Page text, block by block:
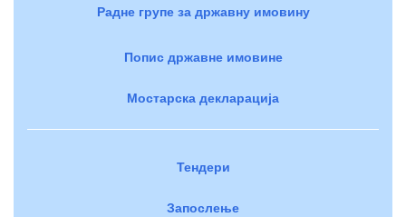
Радне групе за државну имовину
Попис државне имовине
Мостарска декларација
Тендери
Запослење